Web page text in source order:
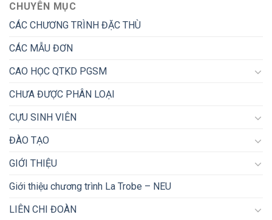
CHUYÊN MỤC
CÁC CHƯƠNG TRÌNH ĐẶC THÙ
CÁC MẪU ĐƠN
CAO HỌC QTKD PGSM
CHƯA ĐƯỢC PHÂN LOẠI
CỰU SINH VIÊN
ĐÀO TẠO
GIỚI THIỆU
Giới thiệu chương trình La Trobe – NEU
LIÊN CHI ĐOÀN